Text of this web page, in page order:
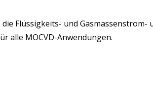
Flüssigkeits- und Gasmassenstrom-
alle MOCVD-Anwendungen.